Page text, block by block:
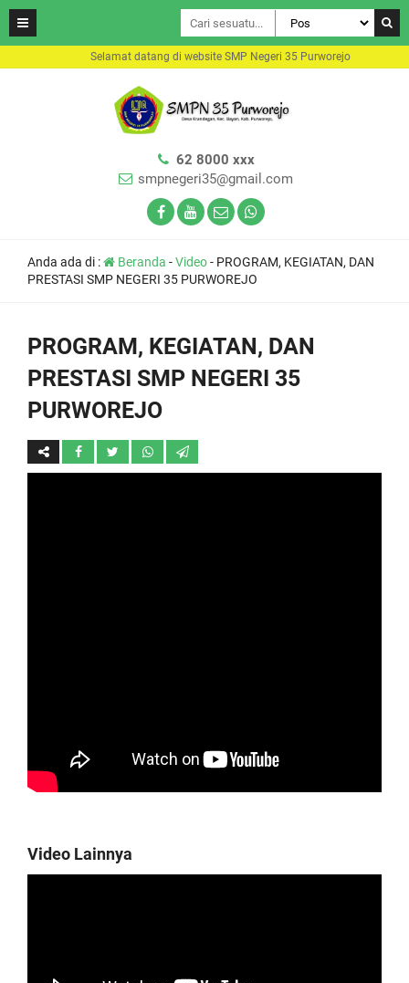
Selamat datang di website SMP Negeri 35 Purworejo
62 8000 xxx
smpnegeri35@gmail.com
Anda ada di : Beranda -Video- PROGRAM, KEGIATAN, DAN
PRESTASI SMP NEGERI 35 PURWOREJO
PROGRAM, KEGIATAN, DAN
PRESTASI SMP NEGERI 35
PURWOREJO
Video Lainnya